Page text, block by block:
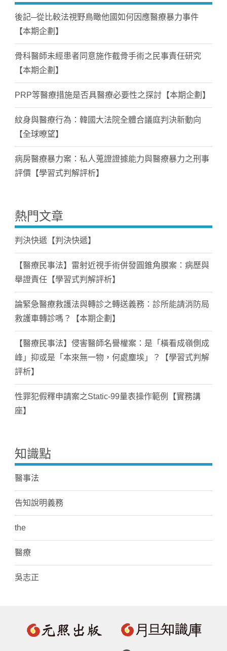
後記─從比較法視野鳥瞰他國如何因應醫療暴力事件
【本期企劃】
骨科醫師未經患者同意施作截骨手術之民事責任研究
【本期企劃】
PRP等醫療措施是否具醫療必要性之探討【本期企劃】
紋身與醫療行為：韓國大法院全體合議庭判決新動向
【全球暸望】
病房醫療暴力案：私人蒐證證據能力與醫療暴力之刑事
評價【學習式判解評析】
熱門文章
判決快遞【判決快遞】
【醫療民事法】雷射近視手術併發圓錐角膜案：病歷與
舉證責任【學習式判解評析】
論緊急醫療救護法與轉診之轉送義務：診所能請消防局
救護車轉診嗎？【本期企劃】
【醫療民事法】侵害醫師名譽權案：是「橫看成嶺側成
峰」抑或是「本來無一物，何處塵埃」？【學習式判解
評析】
性罪犯假釋申請案之Static-99量表操作範例【實務講
座】
知識點
醫事法
告知說明義務
the
醫療
吳志正